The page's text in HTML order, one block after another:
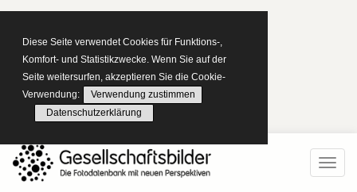
Diese Seite verwendet Cookies für Funktions-,
Komfort- und Statistikzwecke. Wenn Sie auf der
Seite weitersurfen, akzeptieren Sie die Cookie-
Verwendung:
Verwendung zustimmen
Datenschutzerklärung